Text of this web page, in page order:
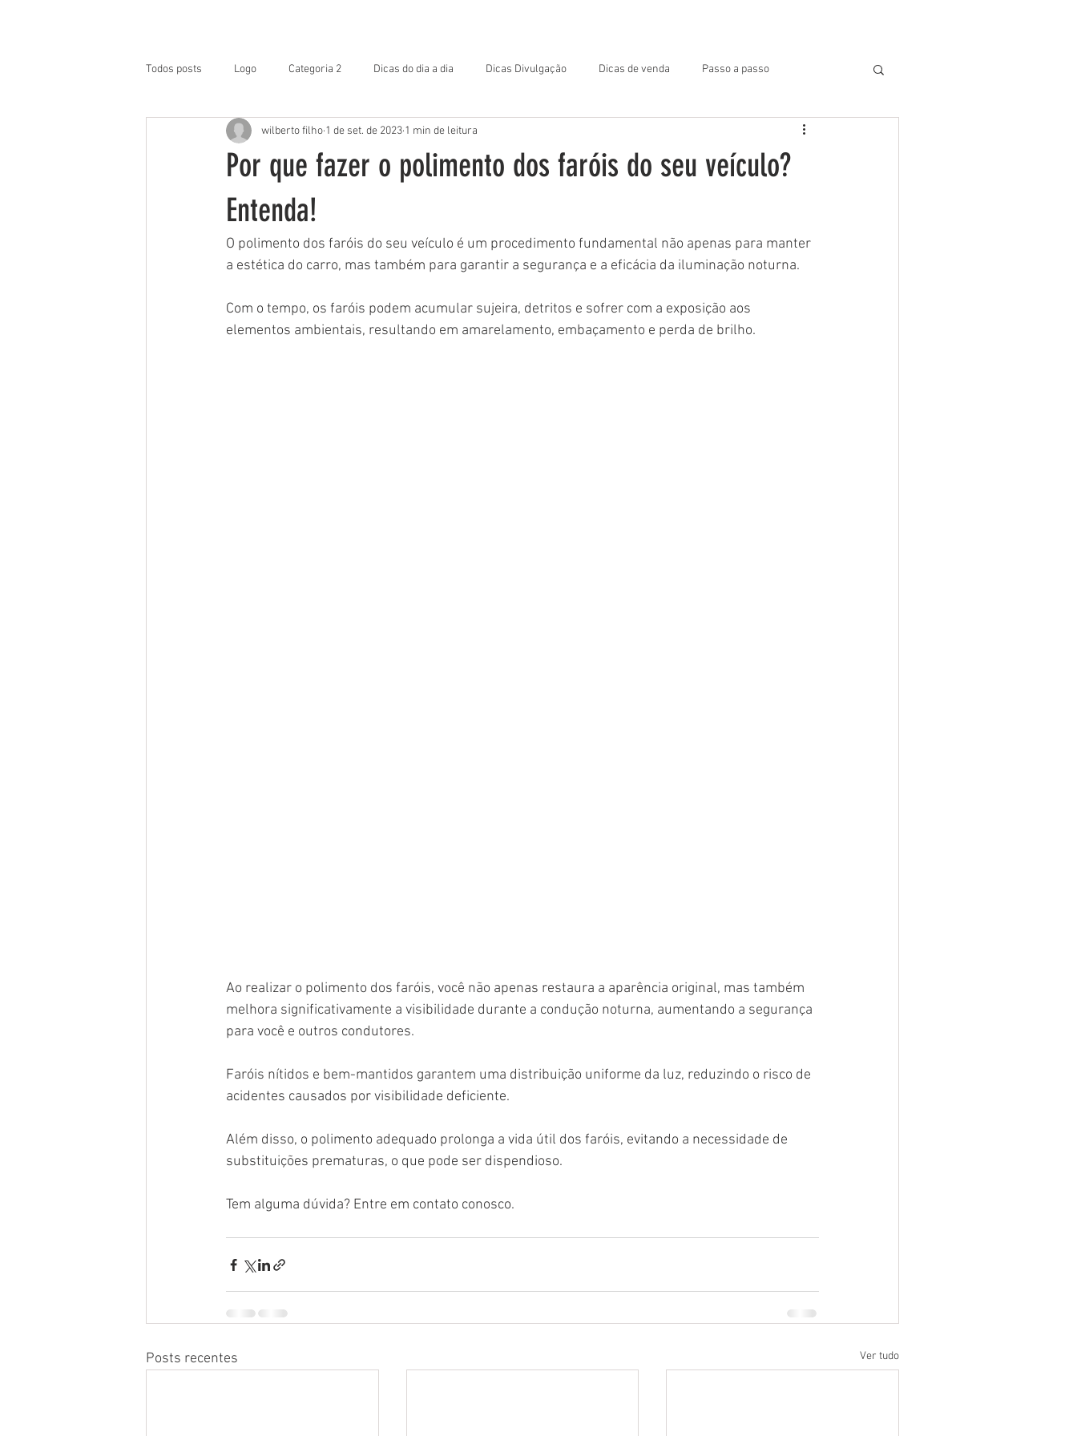
Todos posts Logo Categoria 2 Dicas do dia a dia Dicas Divulgação Dicas de venda Passo a passo
Por que fazer o polimento dos faróis do seu veículo?
Entenda!
wilberto filho 1 de set. de 2023 1 min de leitura
O polimento dos faróis do seu veículo é um procedimento fundamental não apenas para manter
a estética do carro, mas também para garantir a segurança e a eficácia da iluminação noturna.
Com o tempo, os faróis podem acumular sujeira, detritos e sofrer com a exposição aos
elementos ambientais, resultando em amarelamento, embaçamento e perda de brilho.
Ao realizar o polimento dos faróis, você não apenas restaura a aparência original, mas também
melhora significativamente a visibilidade durante a condução noturna, aumentando a segurança
para você e outros condutores.
Faróis nítidos e bem-mantidos garantem uma distribuição uniforme da luz, reduzindo o risco de
acidentes causados por visibilidade deficiente.
Além disso, o polimento adequado prolonga a vida útil dos faróis, evitando a necessidade de
substituições prematuras, o que pode ser dispendioso.
Tem alguma dúvida? Entre em contato conosco.
Posts recentes Ver tudo